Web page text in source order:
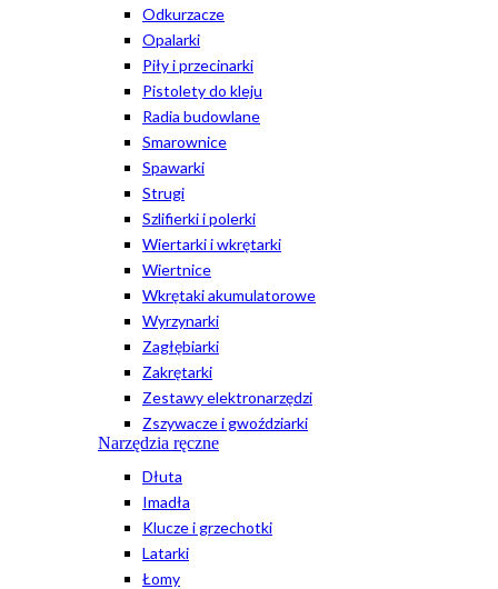
Odkurzacze
Opalarki
Piły i przecinarki
Pistolety do kleju
Radia budowlane
Smarownice
Spawarki
Strugi
Szlifierki i polerki
Wiertarki i wkrętarki
Wiertnice
Wkrętaki akumulatorowe
Wyrzynarki
Zagłębiarki
Zakrętarki
Zestawy elektronarzędzi
Zszywacze i gwoździarki
Narzędzia ręczne
Dłuta
Imadła
Klucze i grzechotki
Latarki
Łomy